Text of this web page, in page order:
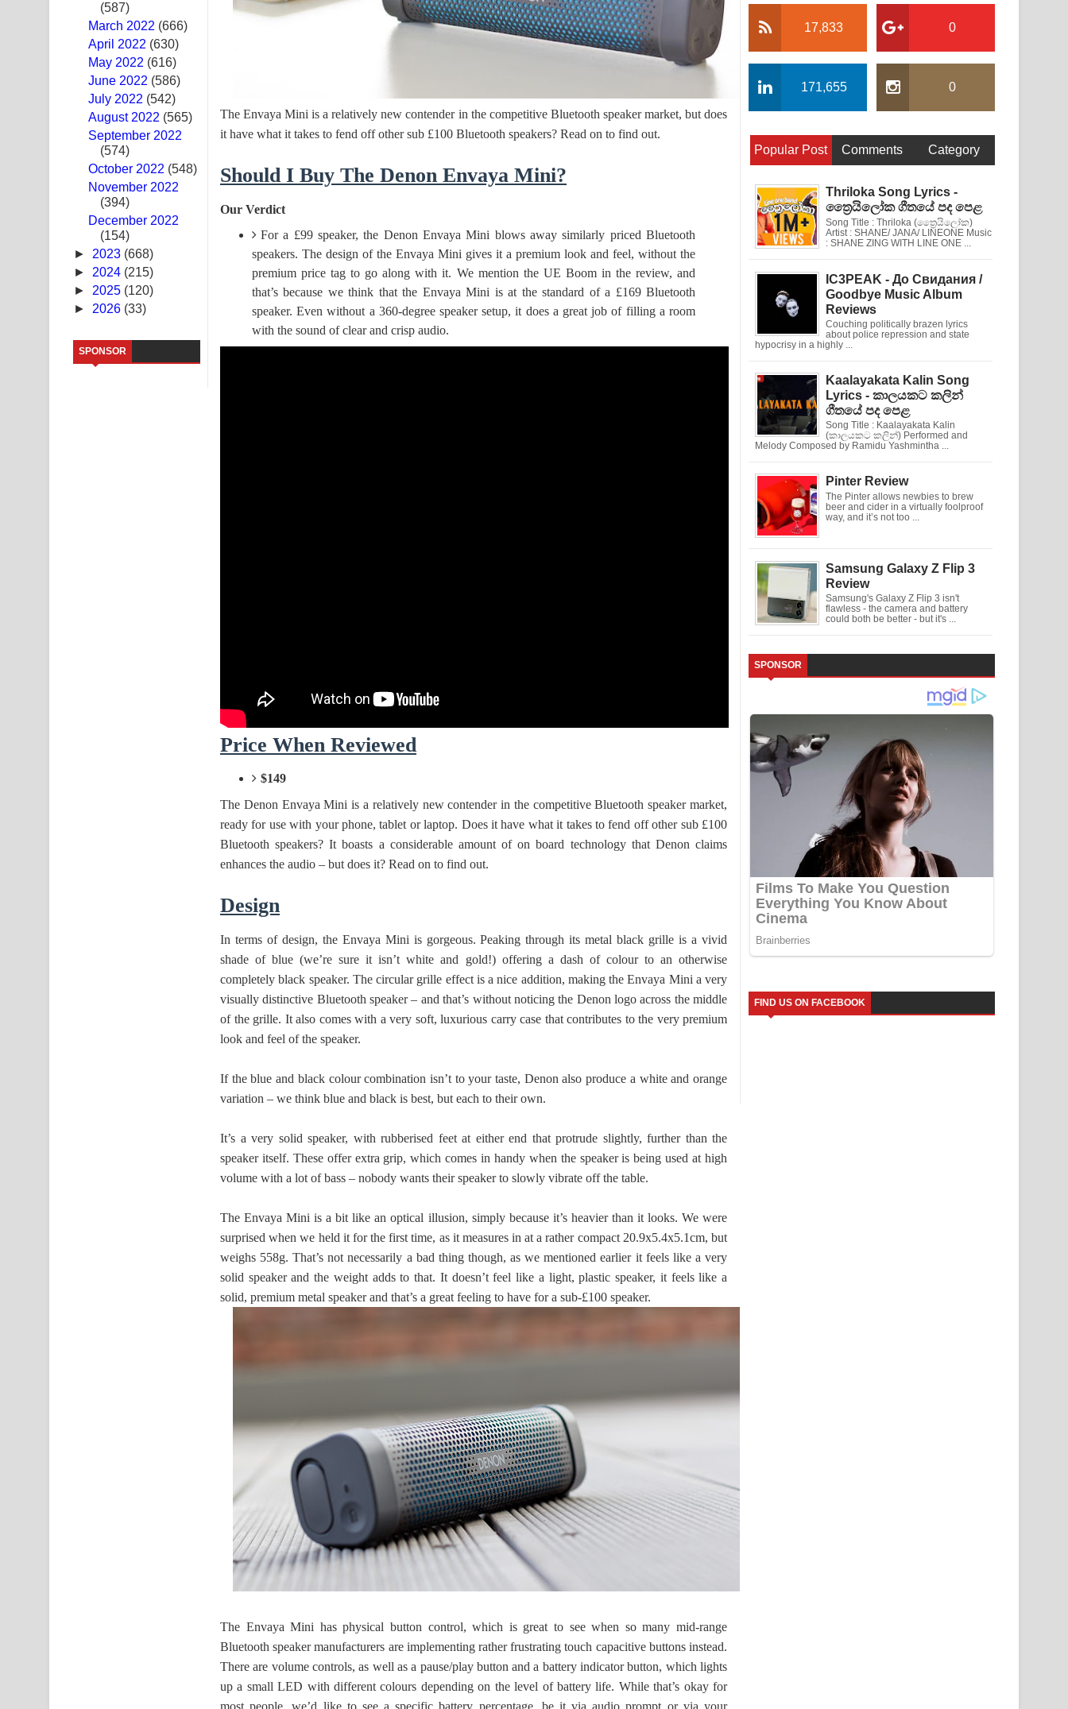
Ras Balan Song Lyrics - රැස් බලන් ගීතයේ පද පෙළ
Hoda sihiyen Song Lyrics - හොද සිහියෙන් ගීතයේ පද පෙළ
Awanken Song Lyrics - අවංකෙන් ගීතයේ පද පෙළ
Pa Sina Song Lyrics - පෑ සිනා ගීතයේ පද පෙළ
Manobhawa Song Lyrics - මනෝභව ගීතයේ පද පෙළ
Akahe Indala Song Lyrics - ආකාහේ ඉඳලා ගීතයේ පද පෙළ
Raawaya Song Lyrics - රාවය ගීතයේ පද පෙළ
Saddeta Denna Song Lyrics - සද්දෙට දෙන්න ගීතයේ පද පෙළ
Kaalaya Song Lyrics - කාලය ගීතයේ පද පෙළ
Aramuna Song Lyrics - අරමුණ ගීතයේ පද පෙළ
(587)
March 2022 (666)
April 2022 (630)
May 2022 (616)
June 2022 (586)
July 2022 (542)
August 2022 (565)
September 2022
(574)
October 2022 (548)
November 2022
(394)
December 2022
(154)
► 2023 (668)
► 2024 (215)
► 2025 (120)
► 2026 (33)
SPONSOR
The Envaya Mini is a relatively new contender in the competitive Bluetooth speaker market, but does
it have what it takes to fend off other sub £100 Bluetooth speakers? Read on to find out.
Should I Buy The Denon Envaya Mini?
Our Verdict
For a £99 speaker, the Denon Envaya Mini blows away similarly priced Bluetooth
speakers. The design of the Envaya Mini gives it a premium look and feel, without the
premium price tag to go along with it. We mention the UE Boom in the review, and
that’s because we think that the Envaya Mini is at the standard of a £169 Bluetooth
speaker. Even without a 360-degree speaker setup, it does a great job of filling a room
with the sound of clear and crisp audio.
Price When Reviewed
$149
The Denon Envaya Mini is a relatively new contender in the competitive Bluetooth speaker market,
ready for use with your phone, tablet or laptop. Does it have what it takes to fend off other sub £100
Bluetooth speakers? It boasts a considerable amount of on board technology that Denon claims
enhances the audio – but does it? Read on to find out.
Design
In terms of design, the Envaya Mini is gorgeous. Peaking through its metal black grille is a vivid
shade of blue (we’re sure it isn’t white and gold!) offering a dash of colour to an otherwise
completely black speaker. The circular grille effect is a nice addition, making the Envaya Mini a very
visually distinctive Bluetooth speaker – and that’s without noticing the Denon logo across the middle
of the grille. It also comes with a very soft, luxurious carry case that contributes to the very premium
look and feel of the speaker.
If the blue and black colour combination isn’t to your taste, Denon also produce a white and orange
variation – we think blue and black is best, but each to their own.
It’s a very solid speaker, with rubberised feet at either end that protrude slightly, further than the
speaker itself. These offer extra grip, which comes in handy when the speaker is being used at high
volume with a lot of bass – nobody wants their speaker to slowly vibrate off the table.
The Envaya Mini is a bit like an optical illusion, simply because it’s heavier than it looks. We were
surprised when we held it for the first time, as it measures in at a rather compact 20.9x5.4x5.1cm, but
weighs 558g. That’s not necessarily a bad thing though, as we mentioned earlier it feels like a very
solid speaker and the weight adds to that. It doesn’t feel like a light, plastic speaker, it feels like a
solid, premium metal speaker and that’s a great feeling to have for a sub-£100 speaker.
The Envaya Mini has physical button control, which is great to see when so many mid-range
Bluetooth speaker manufacturers are implementing rather frustrating touch capacitive buttons instead.
There are volume controls, as well as a pause/play button and a battery indicator button, which lights
up a small LED with different colours depending on the level of battery life. While that’s okay for
17,833 0
171,655 0
Popular Post Comments Category
Thriloka Song Lyrics -
ත්‍රෛයිලෝක ගීතයේ පද පෙළ
Song Title : Thriloka (ත්‍රෛයිලෝක)
Artist : SHANE/ JANA/ LINEONE Music
: SHANE ZING WITH LINE ONE ...
IC3PEAK - До Свидания /
Goodbye Music Album
Reviews
Couching politically brazen lyrics
about police repression and state
hypocrisy in a highly ...
Kaalayakata Kalin Song
Lyrics - කාලයකට කලින්
ගීතයේ පද පෙළ
Song Title : Kaalayakata Kalin
(කාලයකට කලින්) Performed and
Melody Composed by Ramidu Yashmintha ...
Pinter Review
The Pinter allows newbies to brew
beer and cider in a virtually foolproof
way, and it’s not too ...
Samsung Galaxy Z Flip 3
Review
Samsung's Galaxy Z Flip 3 isn't
flawless - the camera and battery
could both be better - but it's ...
SPONSOR
FIND US ON FACEBOOK